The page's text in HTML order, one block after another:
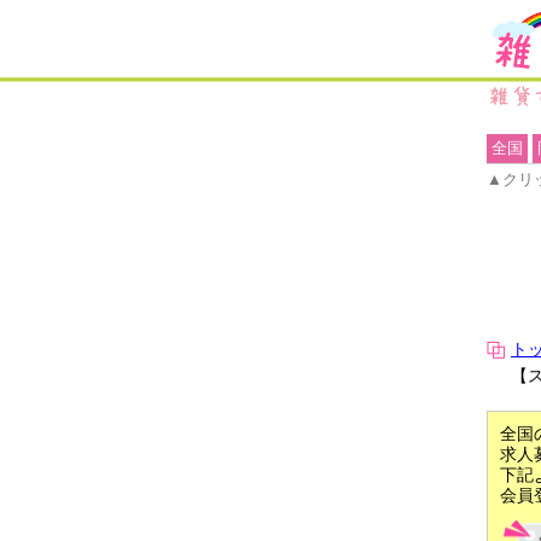
ト
【
全国
求人
下記
会員
全国
▲クリ